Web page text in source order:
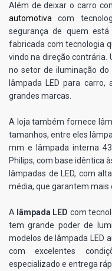
Além de deixar o carro
automotiva com
segurança de quem
fabricada com tecnologia
vindo na direção contrária.
no setor de iluminação
lâmpada LED para
grandes marcas.
A loja também fornece
tamanhos, entre eles
mm e lâmpada interna
Philips, com base idêntica
lâmpadas de LED, com
média, que garantem mais
A lâmpada LED com
tem grande poder de
modelos de lâmpada LED
com excelentes
especializado e entrega